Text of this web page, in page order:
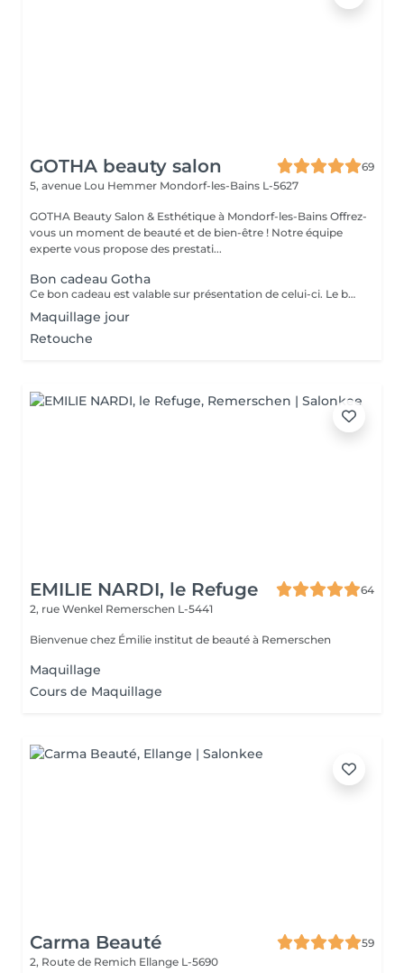
GOTHA beauty salon
69
5, avenue Lou Hemmer Mondorf-les-Bains L-5627
GOTHA Beauty Salon & Esthétique à Mondorf-les-Bains Offrez-
vous un moment de beauté et de bien-être ! Notre équipe
experte vous propose des prestati...
Bon cadeau Gotha
Ce bon cadeau est valable sur présentation de celui-ci. Le bénéficiaire pourra librement choisir les prestations de son choix, selon ses envies et ses besoins, dans la limite du montant indiqué. Les bons cadeaux sont valables pendant une durée d’un an à compter de leur date d’émission. Pour les entreprises et les professionnels, nous proposons également des bons cadeaux personnalisés, préparés sur demande et disponibles au retrait directement au salon.
Maquillage jour
Retouche
EMILIE NARDI, le Refuge
64
2, rue Wenkel Remerschen L-5441
Bienvenue chez Émilie institut de beauté à Remerschen
Maquillage
Cours de Maquillage
Carma Beauté
59
2, Route de Remich Ellange L-5690